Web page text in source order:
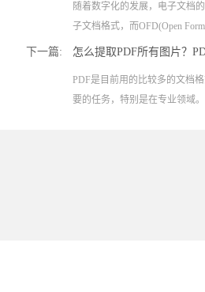
随着数字化的发展，电子文档
子文档格式，而OFD(Open
下一篇: 怎么提取PDF所有图片？
PDF是目前用的比较多的文档
要的任务，特别是在专业领域